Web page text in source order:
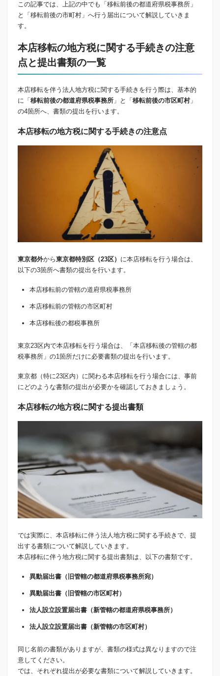
この記事では、上記の中でも「移転前後の都道府県税事務所」
と「移転前後の市町村」へ行う届出について解説していきま
す。
本店移転の地方税に関する手続きの注意
点と提出書類の一覧
本店移転を伴う法人地方税に関する手続きを行う際は、基本的
に「 移転前後の都道府県税事務所 」と「 移転前後の市区町村」
の4箇所へ、書類の提出を行います。
本店移転の地方税に関する手続きの注意点
東京都外から東京都特別区（23区） に本店移転を行う場合は、
以下の3箇所へ書類の提出を行います。
本店移転前の管轄の道府県税事務所
本店移転前の管轄の市区町村
本店移転後の都税事務所
東京23区内で本店移転を行う場合は、「本店移転後の管轄の都
税事務所」の1箇所だけに必要書類の提出を行います。
東京都（特に23区内）に関わる本店移転を行う場合には、事前
にどのような書類の提出が必要かを確認しておきましょう。
本店移転の地方税に関する提出書類
では実際に、本店移転に伴う法人地方税に関する手続きで、提
出する書類について解説していきます。
本店移転に伴う地方税に関する提出書類は、以下の書類です。
異動届出書（旧管轄の都道府県税事務所宛）
異動届出書（旧管轄の市区町村）
法人設立設置届出書（新管轄の都道府県税事務所）
法人設立設置届出書（新管轄の市区町村）
同じ名前の書類がありますが、書類の様式は異なりますので注
意してください。
では、それぞれ提出が必要な書類について解説していきます。